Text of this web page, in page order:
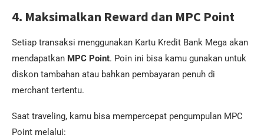
4. Maksimalkan Reward dan MPC Point
Setiap transaksi menggunakan Kartu Kredit Bank Mega akan
mendapatkan MPC Point. Poin ini bisa kamu gunakan untuk
diskon tambahan atau bahkan pembayaran penuh di
merchant tertentu.
Saat traveling, kamu bisa mempercepat pengumpulan MPC
Point melalui: